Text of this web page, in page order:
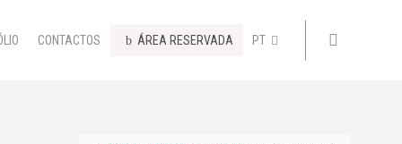
CONTACTOS ÁREA RESERVADA PT